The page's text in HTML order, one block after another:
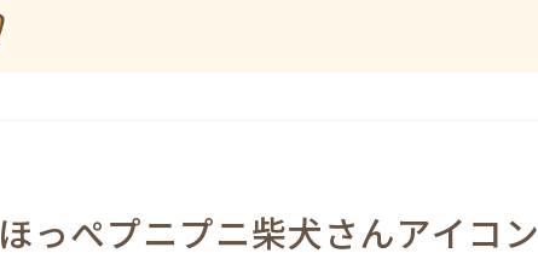
ほっぺプニプニ柴犬さんアイコン